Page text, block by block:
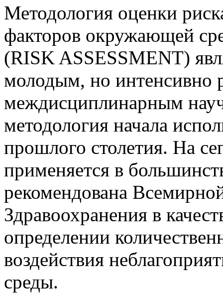
Методология оценки
факторов окружающей
(RISK ASSESSMENT)
молодым, но интенсивно
междисциплинарным
методология начала
прошлого столетия. На
применяется в
рекомендована
Здравоохранения в
определении
воздействия
среды.